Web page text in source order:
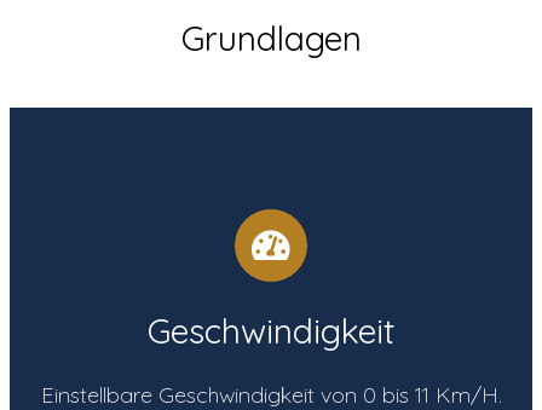
Grundlagen
Geschwindigkeit
Einstellbare Geschwindigkeit von 0 bis 11 Km/H.
Geschwindigkeit
Je nach Geschwindigkeit des
Wasserlaufbandes muss sich das Pferd
mehr oder weniger anstrengen, um mit
dem Widerstand des Wassers und dessen